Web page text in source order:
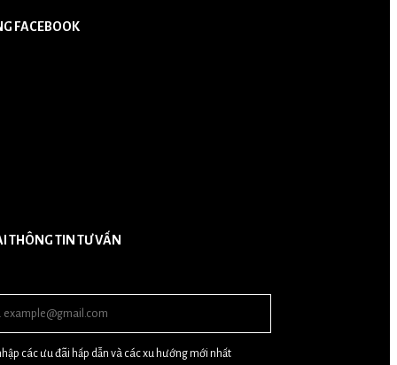
FACEBOOK
THÔNG TIN TƯ VẤN
các ưu đãi hấp dẫn và các xu hướng mới nhất